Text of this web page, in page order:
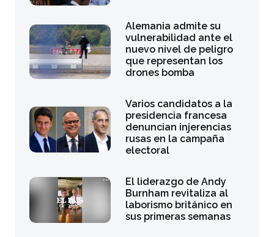
Alemania admite su
vulnerabilidad ante el
nuevo nivel de peligro
que representan los
drones bomba
Varios candidatos a la
presidencia francesa
denuncian injerencias
rusas en la campaña
electoral
El liderazgo de Andy
Burnham revitaliza al
laborismo británico en
sus primeras semanas